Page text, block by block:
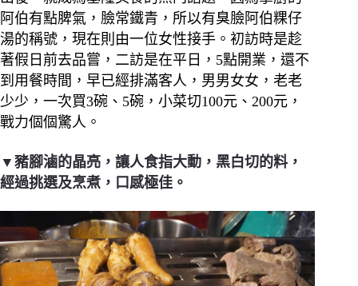
阿伯有點脾氣，臉常鐵青，所以有臭臉阿伯粿仔
湯的稱號，現在則由一位女性接手。初訪時是趁
著假日前去品嘗，二訪是在平日，5點開業，還不
到用餐時間，早已經排滿客人，男男女女，老老
少少，一次買3碗、5碗，小菜切100元、200元，
戰力個個驚人。
▼豬腳滷的晶亮，讓人食指大動，黑白切的料，
經過挑選及烹煮，口感極佳。